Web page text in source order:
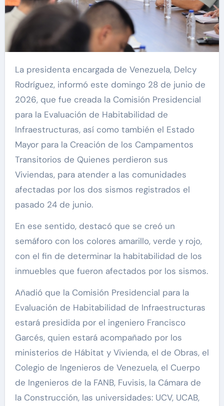
La presidenta encargada de Venezuela, Delcy
Rodríguez, informó este domingo 28 de junio de
2026, que fue creada la Comisión Presidencial
para la Evaluación de Habitabilidad de
Infraestructuras, así como también el Estado
Mayor para la Creación de los Campamentos
Transitorios de Quienes perdieron sus
Viviendas, para atender a las comunidades
afectadas por los dos sismos registrados el
pasado 24 de junio.
En ese sentido, destacó que se creó un
semáforo con los colores amarillo, verde y rojo,
con el fin de determinar la habitabilidad de los
inmuebles que fueron afectados por los sismos.
Añadió que la Comisión Presidencial para la
Evaluación de Habitabilidad de Infraestructuras
estará presidida por el ingeniero Francisco
Garcés, quien estará acompañado por los
ministerios de Hábitat y Vivienda, el de Obras, el
Colegio de Ingenieros de Venezuela, el Cuerpo
de Ingenieros de la FANB, Fuvisis, la Cámara de
la Construcción, las universidades: UCV, UCAB,